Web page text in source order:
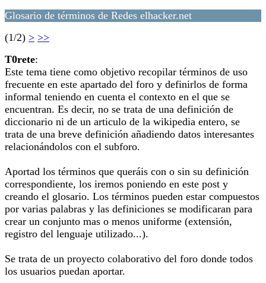
Glosario de términos de Redes elhacker.net
(1/2) > >>
T0rete:
Este tema tiene como objetivo recopilar términos de uso
frecuente en este apartado del foro y definirlos de forma
informal teniendo en cuenta el contexto en el que se
encuentran. Es decir, no se trata de una definición de
diccionario ni de un articulo de la wikipedia entero, se
trata de una breve definición añadiendo datos interesantes
relacionándolos con el subforo.
Aportad los términos que queráis con o sin su definición
correspondiente, los iremos poniendo en este post y
creando el glosario. Los términos pueden estar compuestos
por varias palabras y las definiciones se modificaran para
crear un conjunto mas o menos uniforme (extensión,
registro del lenguaje utilizado...).
Se trata de un proyecto colaborativo del foro donde todos
los usuarios puedan aportar.